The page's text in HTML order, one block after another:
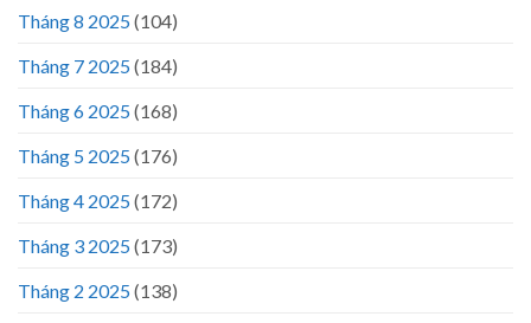
Tháng 8 2025(104)
Tháng 7 2025(184)
Tháng 6 2025(168)
Tháng 5 2025(176)
Tháng 4 2025(172)
Tháng 3 2025(173)
Tháng 2 2025(138)